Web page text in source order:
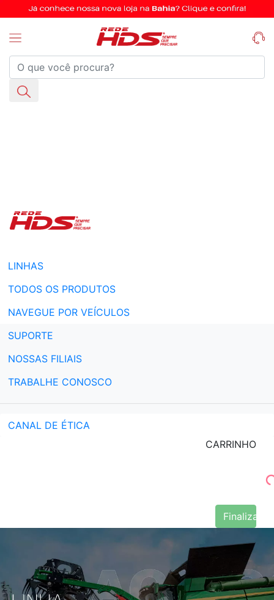
LINHAS
TODOS OS PRODUTOS
NAVEGUE POR VEÍCULOS
SUPORTE
NOSSAS FILIAIS
TRABALHE CONOSCO
CANAL DE ÉTICA
CARRINHO
Finalizar